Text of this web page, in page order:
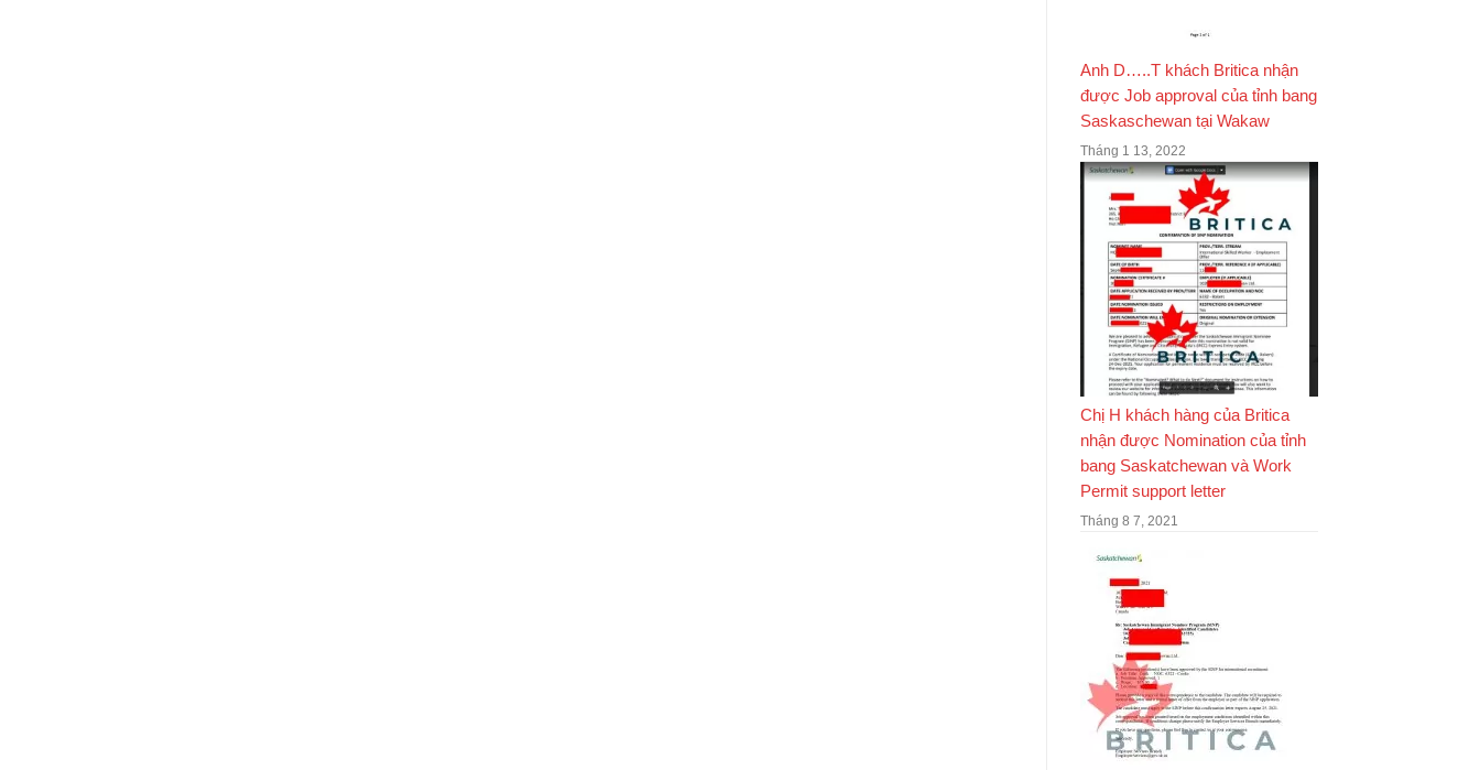
Anh D…..T khách Britica nhận
được Job approval của tỉnh bang
Saskaschewan tại Wakaw
Tháng 1 13, 2022
Chị H khách hàng của Britica
nhận được Nomination của tỉnh
bang Saskatchewan và Work
Permit support letter
Tháng 8 7, 2021